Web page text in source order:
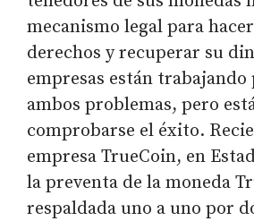
mecanismo legal para
derechos y recuperar su
empresas están
ambos problemas, pero
comprobarse el éxito.
empresa TrueCoin, en
la preventa de la moneda
respaldada uno a uno por